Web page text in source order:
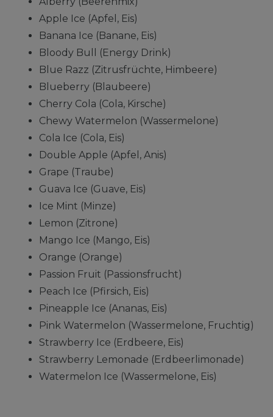
Apple Ice (Apfel, Eis)
Banana Ice (Banane, Eis)
Bloody Bull (Energy Drink)
Blue Razz (Zitrusfrüchte, Himbeere)
Blueberry (Blaubeere)
Cherry Cola (Cola, Kirsche)
Chewy Watermelon (Wassermelone)
Cola Ice (Cola, Eis)
Double Apple (Apfel, Anis)
Grape (Traube)
Guava Ice (Guave, Eis)
Ice Mint (Minze)
Lemon (Zitrone)
Mango Ice (Mango, Eis)
Orange (Orange)
Passion Fruit (Passionsfrucht)
Peach Ice (Pfirsich, Eis)
Pineapple Ice (Ananas, Eis)
Pink Watermelon (Wassermelone, Fruchtig)
Strawberry Ice (Erdbeere, Eis)
Strawberry Lemonade (Erdbeerlimonade)
Watermelon Ice (Wassermelone, Eis)